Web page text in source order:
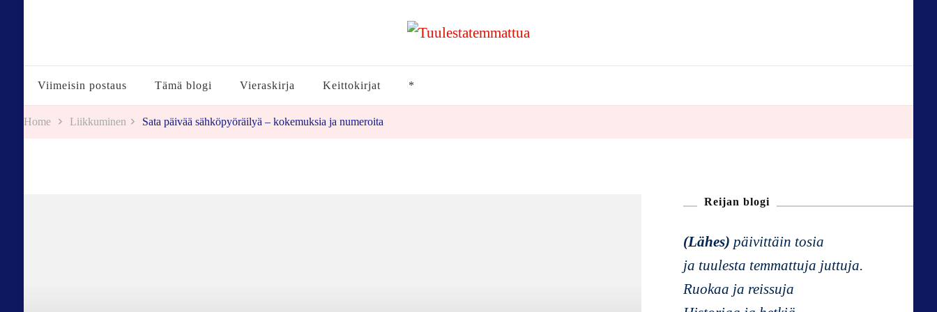
Tuulestatemmattua
Viimeisin postaus Tämä blogi Vieraskirja Keittokirjat *
Home Liikkuminen Sata päivää sähköpyöräilyä – kokemuksia ja numeroita
Reijan blogi
(Lähes) päivittäin tosia
ja tuulesta temmattuja juttuja.
Ruokaa ja reissuja